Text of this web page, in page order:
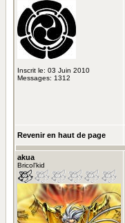
Inscrit le: 03 Juin 2010
Messages: 1312
Revenir en haut de page
akua
Bricol'kid